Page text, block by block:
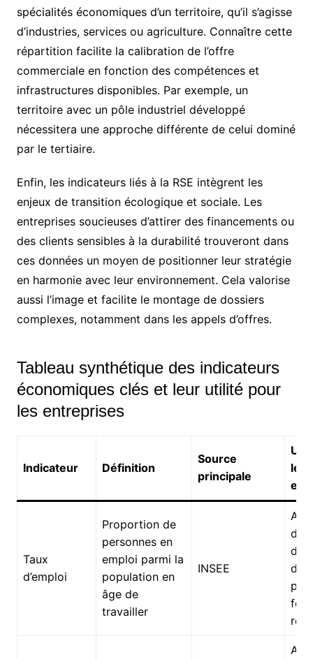
spécialités économiques d’un territoire, qu’il s’agisse
d’industries, services ou agriculture. Connaître cette
répartition facilite la calibration de l’offre
commerciale en fonction des compétences et
infrastructures disponibles. Par exemple, un
territoire avec un pôle industriel développé
nécessitera une approche différente de celui dominé
par le tertiaire.
Enfin, les indicateurs liés à la RSE intègrent les
enjeux de transition écologique et sociale. Les
entreprises soucieuses d’attirer des financements ou
des clients sensibles à la durabilité trouveront dans
ces données un moyen de positionner leur stratégie
en harmonie avec leur environnement. Cela valorise
aussi l’image et facilite le montage de dossiers
complexes, notamment dans les appels d’offres.
Tableau synthétique des indicateurs
économiques clés et leur utilité pour
les entreprises
Indicateur Définition
Source
principale
les
Taux
d’emploi
Proportion de
personnes en
emploi parmi la
population en
âge de
travailler
INSEE
de